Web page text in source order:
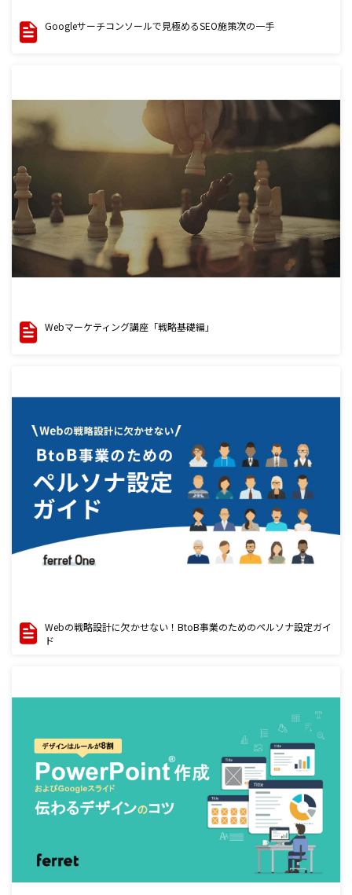
Googleサーチコンソールで見極めるSEO施策次の一手
Webマーケティング講座「戦略基礎編」
Webの戦略設計に欠かせない！BtoB事業のためのペルソナ設定ガイ
ド